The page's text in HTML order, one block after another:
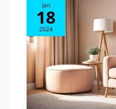
Jan
18
2024